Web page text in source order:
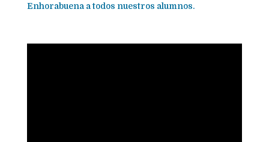
Enhorabuena a todos nuestros alumnos.